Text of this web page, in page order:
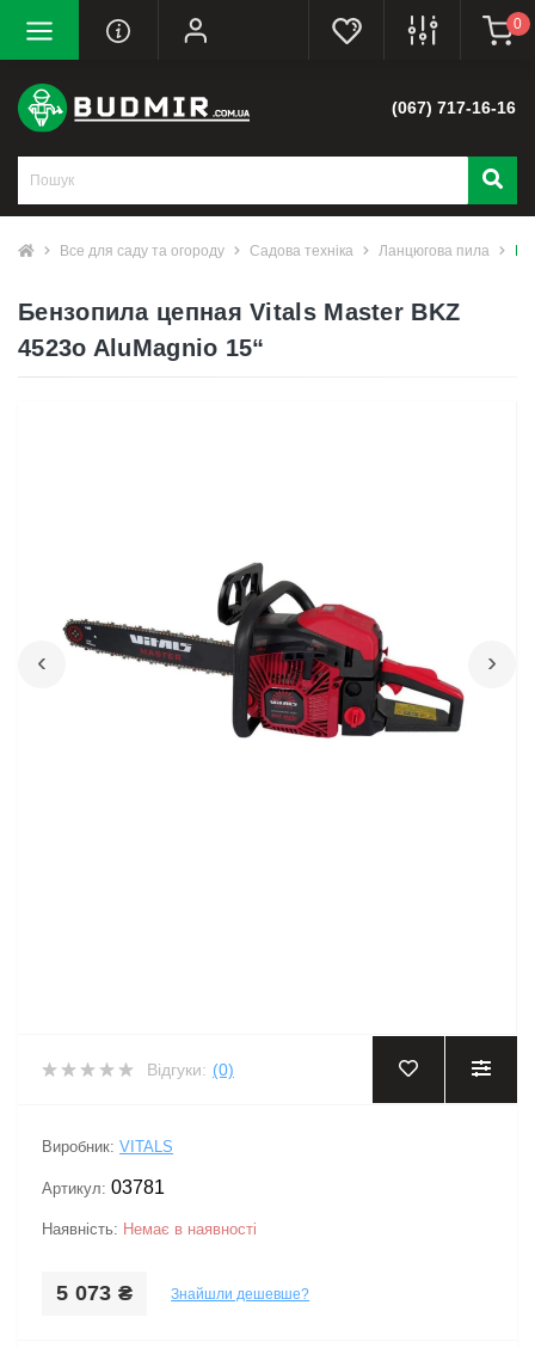
0
(067) 717-16-16
Все для саду та огороду Садова техніка Ланцюгова пила
Бензопила цепная Vitals Master BKZ
4523o AluMagnio 15“
‹ ›
‹ ›
Відгуки: (0)
Виробник: VITALS
Артикул: 03781
Наявність: Немає в наявності
5 073 ₴ Знайшли дешевше?